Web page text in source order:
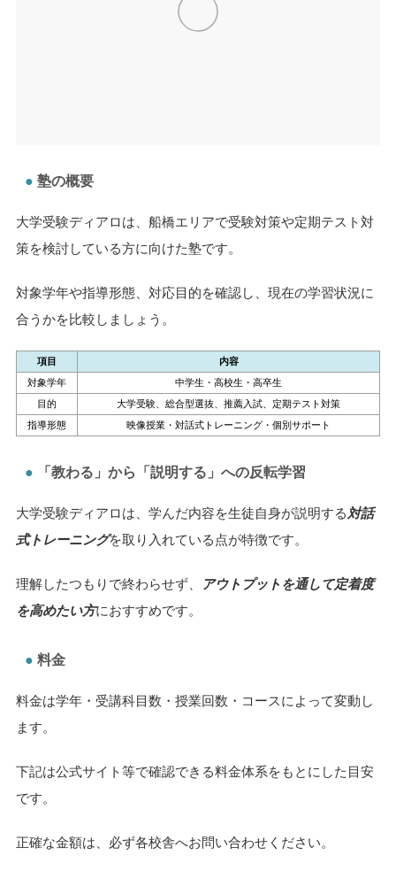
塾の概要
大学受験ディアロは、船橋エリアで受験対策や定期テスト対
策を検討している方に向けた塾です。
対象学年や指導形態、対応目的を確認し、現在の学習状況に
合うかを比較しましょう。
項目
内容
対象学年
中学生・高校生・高卒生
目的
大学受験、総合型選抜、推薦入試、定期テスト対策
指導形態
映像授業・対話式トレーニング・個別サポート
「教わる」から「説明する」への反転学習
大学受験ディアロは、学んだ内容を生徒自身が説明する 対話
式トレーニングを取り入れている点が特徴です。
理解したつもりで終わらせず、
アウトプットを通して定着度
を高めたい方におすすめです。
料金
料金は学年・受講科目数・授業回数・コースによって変動し
ます。
下記は公式サイト等で確認できる料金体系をもとにした目安
です。
正確な金額は、必ず各校舎へお問い合わせください。